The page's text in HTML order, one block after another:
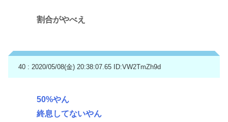
割合がやべえ
40 : 2020/05/08(金) 20:38:07.65 ID:VW2TmZh9d
50%やん
終息してないやん